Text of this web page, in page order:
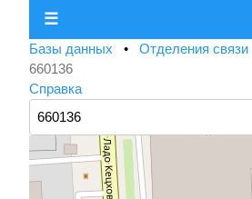
☰
Базы данных • Отделения связи
660136
Справка